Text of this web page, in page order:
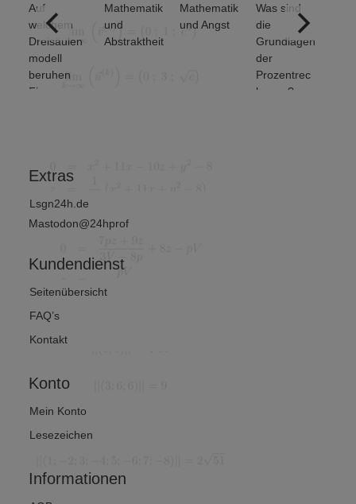
Auf
welchem
Dreisäulen
modell
beruhen
Finanz-
Mathematik
und
Abstraktheit
Mathematik
und Angst
Was sind
die
Grundlagen
der
Prozentrec
hnung?
Extras
Lsgn24h.de
Mastodon@24hprof
Kundendienst
Seitenübersicht
FAQ’s
Kontakt
Konto
Mein Konto
Lesezeichen
Informationen